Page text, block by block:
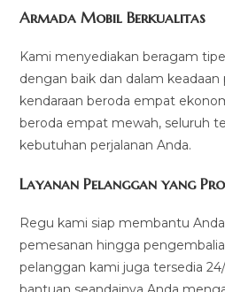
Armada Mobil Berkualitas
Kami menyediakan beragam
dengan baik dan dalam keadaan
kendaraan beroda empat
beroda empat mewah, seluruh
kebutuhan perjalanan Anda.
Layanan Pelanggan yang
Regu kami siap membantu
pemesanan hingga
pelanggan kami juga tersedia